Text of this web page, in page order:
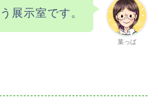
葉っぱ
展示室です。